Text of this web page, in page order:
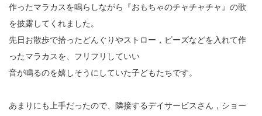
作ったマラカスを鳴らしながら『おもちゃのチャチャチャ』の歌
を披露してくれました。
先日お散歩で拾ったどんぐりやストロー，ビーズなどを入れて作
ったマラカスを、フリフリしていい
音が鳴るのを嬉しそうにしていた子どもたちです。
あまりにも上手だったので、隣接するデイサービスさん，ショー